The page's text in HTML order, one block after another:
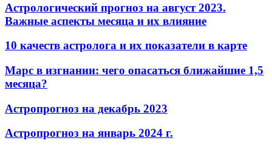
Астрологический прогноз на август 2023.
Важные аспекты месяца и их влияние
10 качеств астролога и их показатели в карте
Марс в изгнании: чего опасаться ближайшие 1,5
месяца?
Астропрогноз на декабрь 2023
Астропрогноз на январь 2024 г.